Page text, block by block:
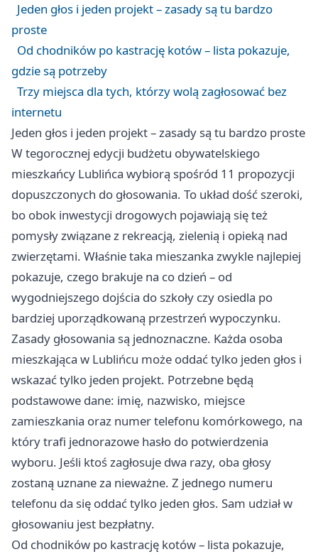
Jeden głos i jeden projekt – zasady są tu bardzo
proste
Od chodników po kastrację kotów – lista pokazuje,
gdzie są potrzeby
Trzy miejsca dla tych, którzy wolą zagłosować bez
internetu
Jeden głos i jeden projekt – zasady są tu bardzo proste
W tegorocznej edycji budżetu obywatelskiego
mieszkańcy Lublińca wybiorą spośród 11 propozycji
dopuszczonych do głosowania. To układ dość szeroki,
bo obok inwestycji drogowych pojawiają się też
pomysły związane z rekreacją, zielenią i opieką nad
zwierzętami. Właśnie taka mieszanka zwykle najlepiej
pokazuje, czego brakuje na co dzień – od
wygodniejszego dojścia do szkoły czy osiedla po
bardziej uporządkowaną przestrzeń wypoczynku.
Zasady głosowania są jednoznaczne. Każda osoba
mieszkająca w Lublińcu może oddać tylko jeden głos i
wskazać tylko jeden projekt. Potrzebne będą
podstawowe dane: imię, nazwisko, miejsce
zamieszkania oraz numer telefonu komórkowego, na
który trafi jednorazowe hasło do potwierdzenia
wyboru. Jeśli ktoś zagłosuje dwa razy, oba głosy
zostaną uznane za nieważne. Z jednego numeru
telefonu da się oddać tylko jeden głos. Sam udział w
głosowaniu jest bezpłatny.
Od chodników po kastrację kotów – lista pokazuje,